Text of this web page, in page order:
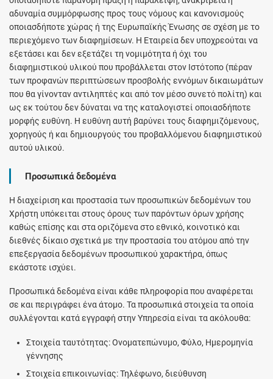
αδυναμία συμμόρφωσης προς τους νόμους και κανονισμούς
οποιασδήποτε χώρας ή της Ευρωπαϊκής Ένωσης σε σχέση με το
περιεχόμενο των διαφημίσεων. Η Εταιρεία δεν υποχρεούται να
εξετάσει και δεν εξετάζει τη νομιμότητα ή όχι του
διαφημιστικού υλικού που προβάλλεται στον Ιστότοπο (πέραν
των προφανών περιπτώσεων προσβολής εννόμων δικαιωμάτων
που θα γίνονταν αντιληπτές και από τον μέσο συνετό πολίτη) και
ως εκ τούτου δεν δύναται να της καταλογιστεί οποιασδήποτε
μορφής ευθύνη. Η ευθύνη αυτή βαρύνει τους διαφημιζόμενους,
χορηγούς ή και δημιουργούς του προβαλλόμενου διαφημιστικού
αυτού υλικού.
Προσωπικά δεδομένα
Η διαχείριση και προστασία των προσωπικών δεδομένων του
Χρήστη υπόκειται στους όρους των παρόντων όρων χρήσης
καθώς επίσης και στα οριζόμενα στο εθνικό, κοινοτικό και
διεθνές δίκαιο σχετικά με την προστασία του ατόμου από την
επεξεργασία δεδομένων προσωπικού χαρακτήρα, όπως
εκάστοτε ισχύει.
Προσωπικά δεδομένα είναι κάθε πληροφορία που αναφέρεται
σε και περιγράφει ένα άτομο. Τα προσωπικά στοιχεία τα οποία
συλλέγονται κατά εγγραφή στην Υπηρεσία είναι τα ακόλουθα:
Στοιχεία ταυτότητας: Ονοματεπώνυμο, Φύλο, Ημερομηνία
γέννησης
Στοιχεία επικοινωνίας: Τηλέφωνο, διεύθυνση